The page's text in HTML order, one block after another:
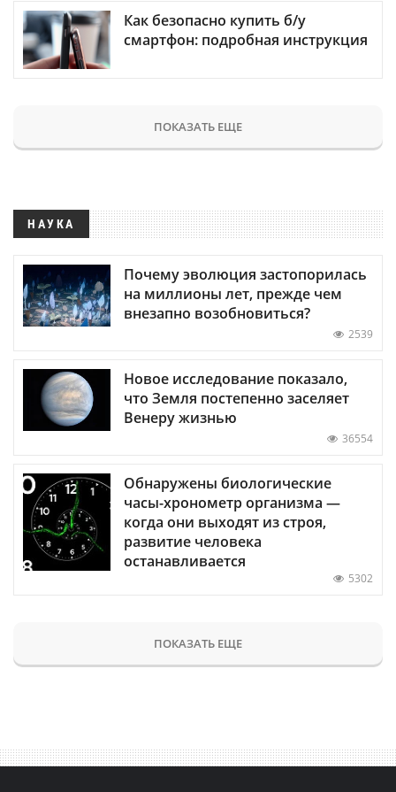
Как безопасно купить б/у
смартфон: подробная инструкция
ПОКАЗАТЬ ЕЩЕ
НАУКА
Почему эволюция застопорилась
на миллионы лет, прежде чем
внезапно возобновиться?
2539
Новое исследование показало,
что Земля постепенно заселяет
Венеру жизнью
36554
Обнаружены биологические
часы-хронометр организма —
когда они выходят из строя,
развитие человека
останавливается
5302
ПОКАЗАТЬ ЕЩЕ